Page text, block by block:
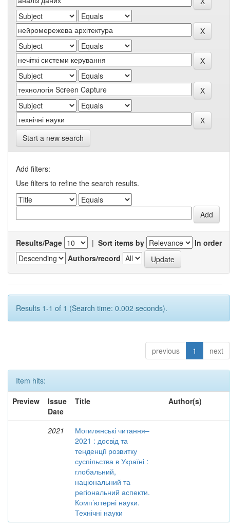
Start a new search
Add filters:
Use filters to refine the search results.
Results/Page | Sort items by
In order
Authors/record
Results 1-1 of 1 (Search time: 0.002 seconds).
previous 1 next
Item hits:
Preview
Issue
Date
Title Author(s)
2021
Могилянські читання–
2021 : досвід та
тенденції розвитку
суспільства в Україні :
глобальний,
національний та
регіональний аспекти.
Комп’ютерні науки.
Технічні науки